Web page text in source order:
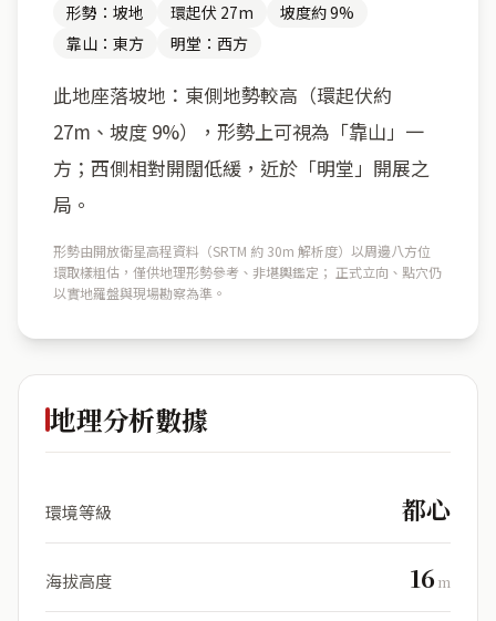
形勢：坡地 環起伏 27m
坡度約 9%
靠山：東方
明堂：西方
此地座落坡地：東側地勢較高（環起伏約
27m、坡度 9%），形勢上可視為「靠山」一
方；西側相對開闊低緩，近於「明堂」開展之
局。
形勢由開放衛星高程資料（SRTM 約 30m 解析度）以周邊八方位
環取樣粗估，僅供地理形勢參考、非堪輿鑑定； 正式立向、點穴仍
以實地羅盤與現場勘察為準。
地理分析數據
環境等級 都心
海拔高度 16m